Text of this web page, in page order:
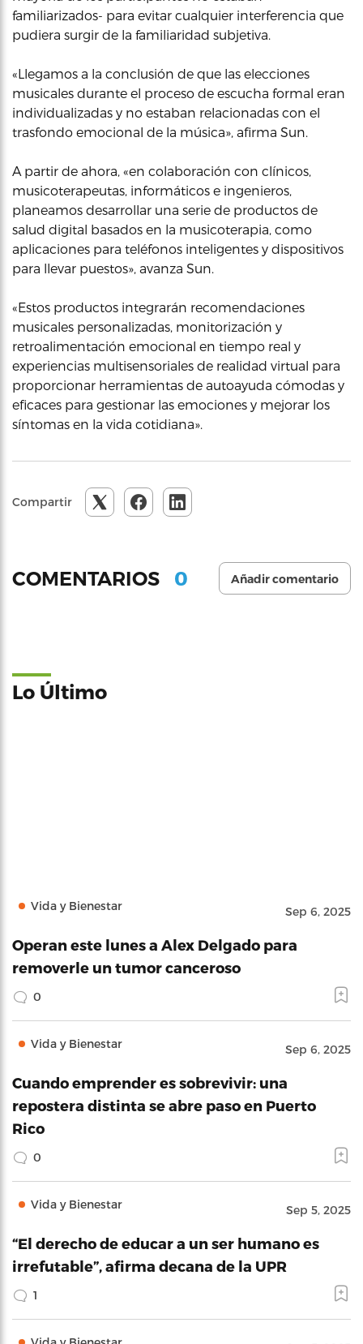
familiarizados- para evitar cualquier interferencia que
pudiera surgir de la familiaridad subjetiva.
«Llegamos a la conclusión de que las elecciones
musicales durante el proceso de escucha formal eran
individualizadas y no estaban relacionadas con el
trasfondo emocional de la música», afirma Sun.
A partir de ahora, «en colaboración con clínicos,
musicoterapeutas, informáticos e ingenieros,
planeamos desarrollar una serie de productos de
salud digital basados en la musicoterapia, como
aplicaciones para teléfonos inteligentes y dispositivos
para llevar puestos», avanza Sun.
«Estos productos integrarán recomendaciones
musicales personalizadas, monitorización y
retroalimentación emocional en tiempo real y
experiencias multisensoriales de realidad virtual para
proporcionar herramientas de autoayuda cómodas y
eficaces para gestionar las emociones y mejorar los
síntomas en la vida cotidiana».
Compartir
COMENTARIOS 0 Añadir comentario
Lo Último
Vida y Bienestar Sep 6, 2025
Operan este lunes a Alex Delgado para
removerle un tumor canceroso
0
Vida y Bienestar Sep 6, 2025
Cuando emprender es sobrevivir: una
repostera distinta se abre paso en Puerto
Rico
0
Vida y Bienestar Sep 5, 2025
“El derecho de educar a un ser humano es
irrefutable”, afirma decana de la UPR
1